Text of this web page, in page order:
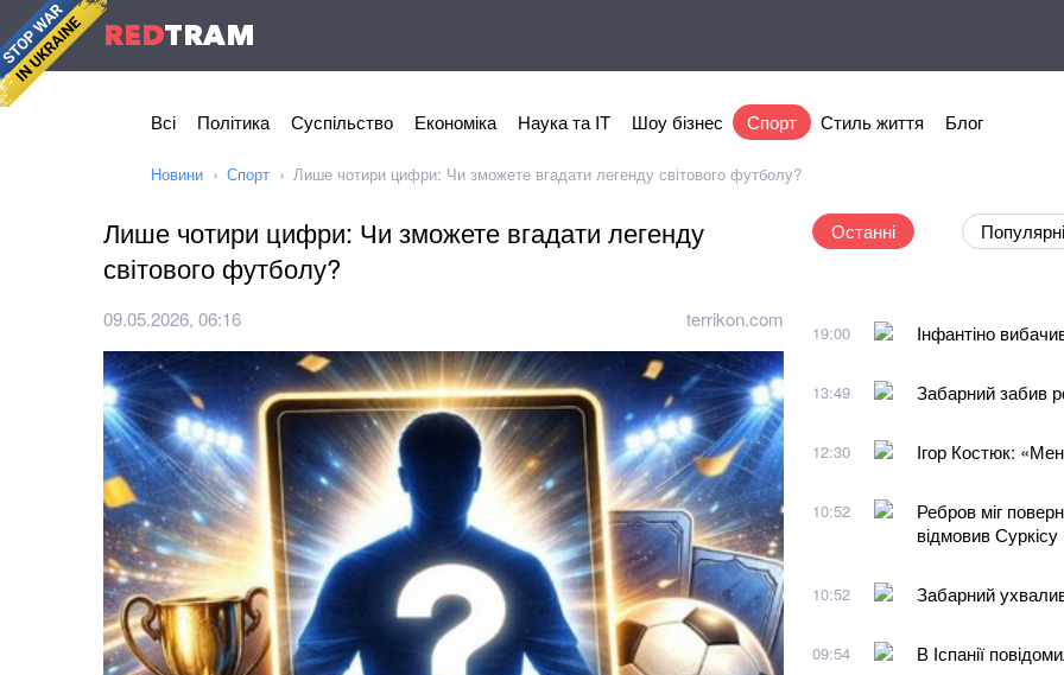
REDTRAM
Всі Політика Суспільство Економіка Наука та IT Шоу бізнес Спорт Стиль життя Блог
Новини Спорт Лише чотири цифри: Чи зможете вгадати легенду світового футболу?
Лише чотири цифри: Чи зможете вгадати легенду
світового футболу?
09.05.2026, 06:16 terrikon.com
Останні Популярні
19:00 Інфантіно
13:49 Забарний забив
12:30 Ігор Костюк:
10:52
Ребров міг
відмовив Суркісу
10:52 Забарний
09:54 В Іспанії